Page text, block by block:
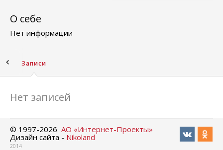
О себе
Нет информации
Записи
Нет записей
© 1997-2026 АО «Интернет-Проекты»
Дизайн сайта - Nikoland
2014